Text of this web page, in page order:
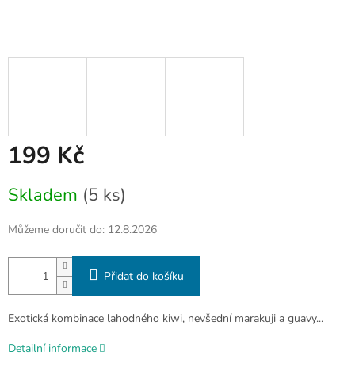
199 Kč
cena:
Skladem (5 ks)
Můžeme doručit do: 12.8.2026
Přidat do košíku
Exotická kombinace lahodného kiwi, nevšední marakuji a guavy...
Detailní informace